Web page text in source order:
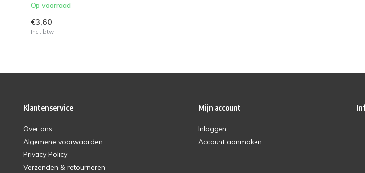
Op voorraad
€3,60
Incl. btw
Klantenservice
Over ons
Algemene voorwaarden
Privacy Policy
Verzenden & retourneren
Mijn account
Inloggen
Account aanmaken